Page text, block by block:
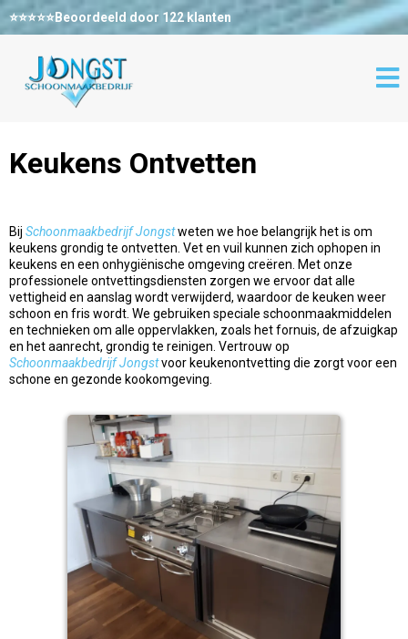
⭐⭐⭐⭐⭐Beoordeeld door 122 klanten
Keukens Ontvetten
Bij Schoonmaakbedrijf Jongstweten we hoe belangrijk het is om
keukens grondig te ontvetten. Vet en vuil kunnen zich ophopen in
keukens en een onhygiënische omgeving creëren. Met onze
professionele ontvettingsdiensten zorgen we ervoor dat alle
vettigheid en aanslag wordt verwijderd, waardoor de keuken weer
schoon en fris wordt. We gebruiken speciale schoonmaakmiddelen
en technieken om alle oppervlakken, zoals het fornuis, de afzuigkap
en het aanrecht, grondig te reinigen. Vertrouw op
Schoonmaakbedrijf Jongstvoor keukenontvetting die zorgt voor een
schone en gezonde kookomgeving.